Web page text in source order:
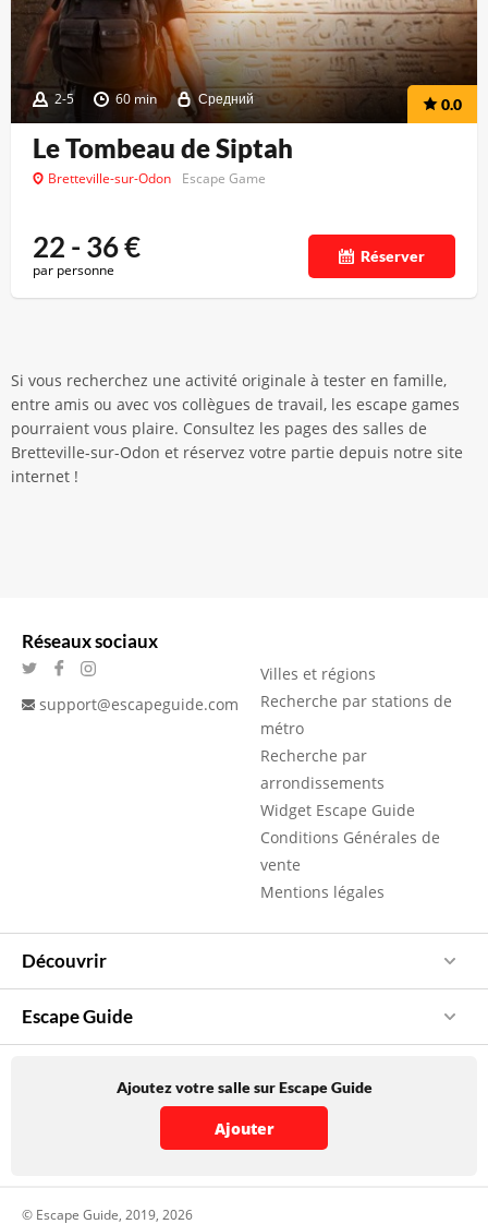
2-5 60 min Средний 0.0
Le Tombeau de Siptah
Bretteville-sur-Odon Escape Game
22 - 36€
par personne
Réserver
Si vous recherchez une activité originale à tester en famille,
entre amis ou avec vos collègues de travail, les escape games
pourraient vous plaire. Consultez les pages des salles de
Bretteville-sur-Odon et réservez votre partie depuis notre site
internet !
Réseaux sociaux
support@escapeguide.com
Villes et régions
Recherche par stations de
métro
Recherche par
arrondissements
Widget Escape Guide
Conditions Générales de
vente
Mentions légales
Découvrir
Escape Guide
Ajoutez votre salle sur Escape Guide
Ajouter
© Escape Guide, 2019, 2026